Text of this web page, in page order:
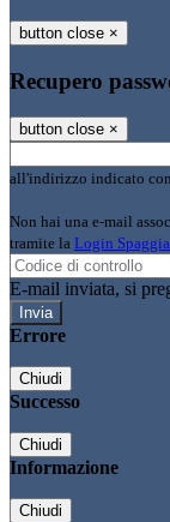
button close ×
Recupero
button close ×
all'indirizzo indicato
Non hai una e-mail
tramite la Login
E-mail inviata, si
Errore
Chiudi
Successo
Chiudi
Informazione
Chiudi